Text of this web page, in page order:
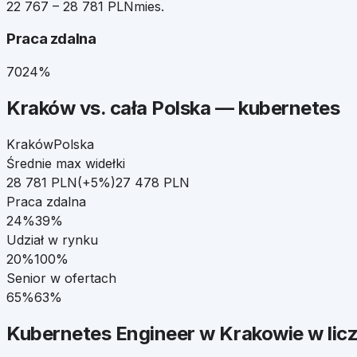
22 767 – 28 781 PLNmies.
Praca zdalna
7024%
Krakówvs. cała Polska — kubernetes
KrakówPolska
Średnie max widełki
28 781 PLN(+5%)27 478 PLN
Praca zdalna
24%39%
Udział w rynku
20%100%
Senior w ofertach
65%63%
Kubernetes Engineer w Krakowiew